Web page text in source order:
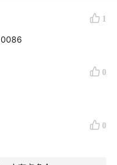
类标签这种东西十几
意现在似乎成了某种高
了。
1
0
0